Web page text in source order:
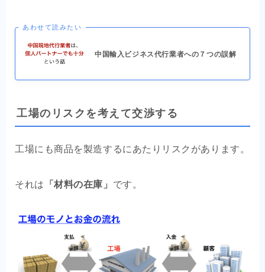
あわせて読みたい
中国輸入ビジネス代行業者への７つの誤解
工場のリスクを考えて交渉する
工場にも商品を製造するにあたりリスクがあります。
それは 「材料の在庫」 です。